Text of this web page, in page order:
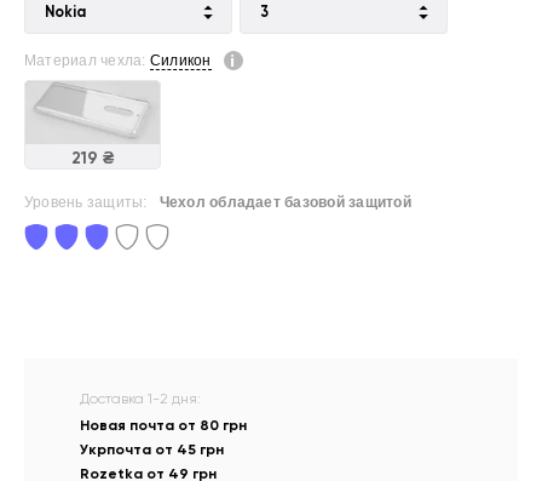
Nokia 3
Материал чехла: Силикон
219 ₴
Уровень защиты: Чехол обладает базовой защитой
Доставка 1-2 дня:
Новая почта от 80 грн
Укрпочта от 45 грн
Rozetka от 49 грн